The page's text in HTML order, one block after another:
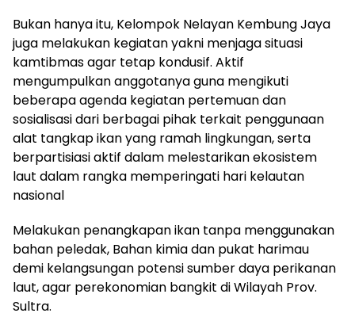
Bukan hanya itu, Kelompok Nelayan Kembung Jaya
juga melakukan kegiatan yakni menjaga situasi
kamtibmas agar tetap kondusif. Aktif
mengumpulkan anggotanya guna mengikuti
beberapa agenda kegiatan pertemuan dan
sosialisasi dari berbagai pihak terkait penggunaan
alat tangkap ikan yang ramah lingkungan, serta
berpartisiasi aktif dalam melestarikan ekosistem
laut dalam rangka memperingati hari kelautan
nasional
Melakukan penangkapan ikan tanpa menggunakan
bahan peledak, Bahan kimia dan pukat harimau
demi kelangsungan potensi sumber daya perikanan
laut, agar perekonomian bangkit di Wilayah Prov.
Sultra.